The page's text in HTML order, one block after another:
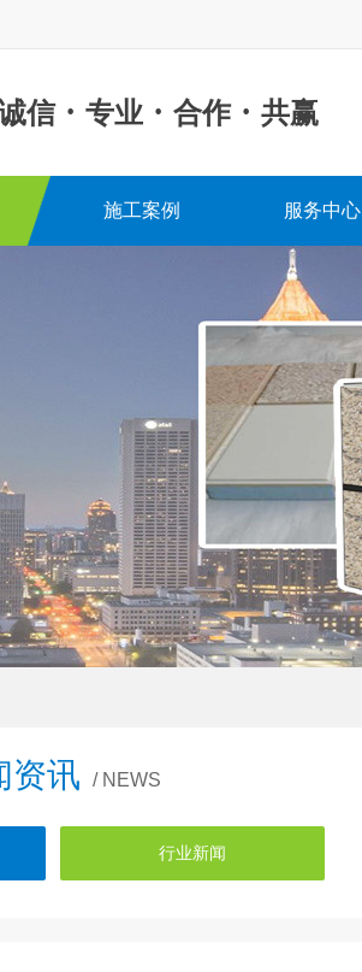
信 · 专业 · 合作 · 共赢
施工案例 服务中心
资讯 / NEWS
行业新闻